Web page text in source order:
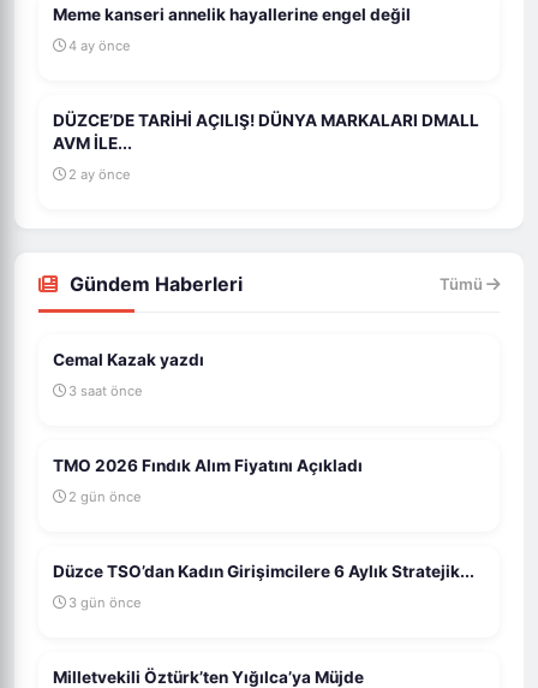
Meme kanseri annelik hayallerine engel değil
4 ay önce
DÜZCE’DE TARİHİ AÇILIŞ! DÜNYA MARKALARI DMALL
AVM İLE...
2 ay önce
Gündem Haberleri Tümü
Cemal Kazak yazdı
3 saat önce
TMO 2026 Fındık Alım Fiyatını Açıkladı
2 gün önce
Düzce TSO’dan Kadın Girişimcilere 6 Aylık Stratejik...
3 gün önce
Milletvekili Öztürk’ten Yığılca’ya Müjde